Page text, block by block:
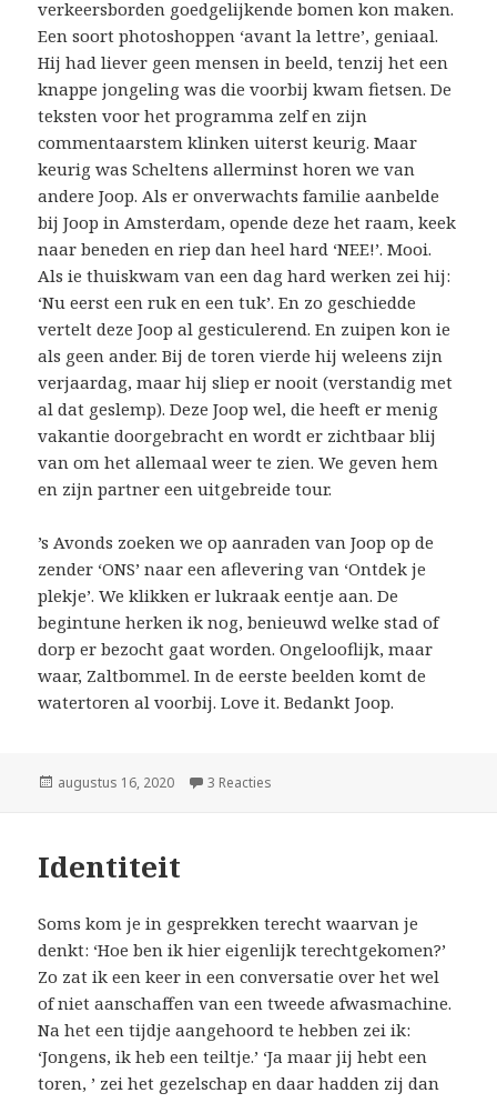
verkeersborden goedgelijkende bomen kon maken.
Een soort photoshoppen ‘avant la lettre’, geniaal.
Hij had liever geen mensen in beeld, tenzij het een
knappe jongeling was die voorbij kwam fietsen. De
teksten voor het programma zelf en zijn
commentaarstem klinken uiterst keurig. Maar
keurig was Scheltens allerminst horen we van
andere Joop. Als er onverwachts familie aanbelde
bij Joop in Amsterdam, opende deze het raam, keek
naar beneden en riep dan heel hard ‘NEE!’. Mooi.
Als ie thuiskwam van een dag hard werken zei hij:
‘Nu eerst een ruk en een tuk’. En zo geschiedde
vertelt deze Joop al gesticulerend. En zuipen kon ie
als geen ander. Bij de toren vierde hij weleens zijn
verjaardag, maar hij sliep er nooit (verstandig met
al dat geslemp). Deze Joop wel, die heeft er menig
vakantie doorgebracht en wordt er zichtbaar blij
van om het allemaal weer te zien. We geven hem
en zijn partner een uitgebreide tour.
’s Avonds zoeken we op aanraden van Joop op de
zender ‘ONS’ naar een aflevering van ‘Ontdek je
plekje’. We klikken er lukraak eentje aan. De
begintune herken ik nog, benieuwd welke stad of
dorp er bezocht gaat worden. Ongelooflijk, maar
waar, Zaltbommel. In de eerste beelden komt de
watertoren al voorbij. Love it. Bedankt Joop.
Geplaatst
augustus 16, 2020 3 Reacties
Identiteit
Soms kom je in gesprekken terecht waarvan je
denkt: ‘Hoe ben ik hier eigenlijk terechtgekomen?’
Zo zat ik een keer in een conversatie over het wel
of niet aanschaffen van een tweede afwasmachine.
Na het een tijdje aangehoord te hebben zei ik:
‘Jongens, ik heb een teiltje.’ ‘Ja maar jij hebt een
toren, ’ zei het gezelschap en daar hadden zij dan